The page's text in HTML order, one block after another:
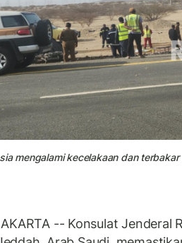
mengalami kecelakaan dan
-- Konsulat Jenderal